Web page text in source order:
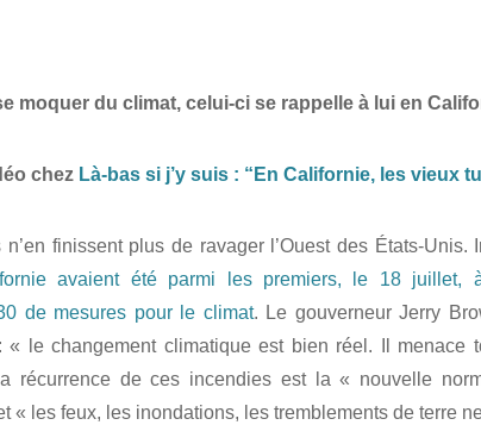
moquer du climat, celui-ci se rappelle à lui en
chez Là-bas si j’y suis : “En Californie, les vieux
finissent plus de ravager l’Ouest des États-Unis.
avaient été parmi les premiers, le 18 juillet,
de mesures pour le climat. Le gouverneur Jerry
le changement climatique est bien réel. Il menace
récurrence de ces incendies est la « nouvelle
« les feux, les inondations, les tremblements de terre